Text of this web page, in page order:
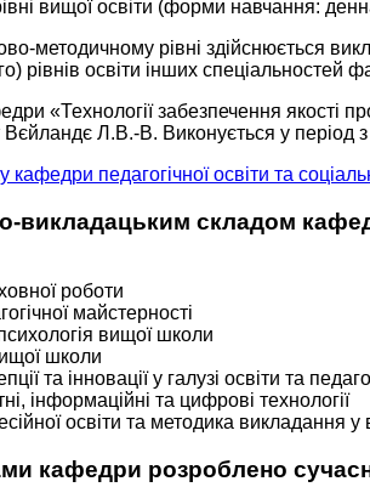
вищої освіти (форми навчання:
методичному рівні здійснюється
рівнів освіти інших спеціальностей
«Технології забезпечення якості
Вєйландє Л.В.-В. Виконується у період
педагогічної освіти та
викладацьким складом
роботи
майстерності
вищої школи
школи
та інновації у галузі освіти та
інформаційні та цифрові технології
освіти та методика викладання у
кафедри розроблено